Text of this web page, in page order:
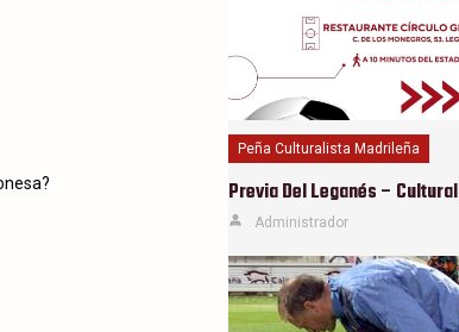
Peña Culturalista Madrileña
Previa Del Leganés – Cultural
Administrador